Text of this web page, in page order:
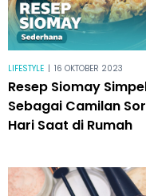
LIFESTYLE | 16 OKTOBER 2023
Resep Siomay
Sebagai Camilan
Hari Saat di Rumah